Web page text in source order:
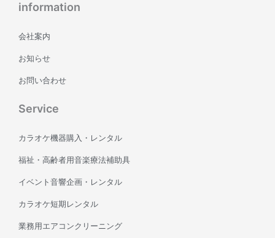
Service
カラオケ機器購入・レンタル
福祉・高齢者用音楽療法補助具
イベント音響企画・レンタル
カラオケ短期レンタル
業務用エアコンクリーニング
information
会社案内
お知らせ
お問い合わせ